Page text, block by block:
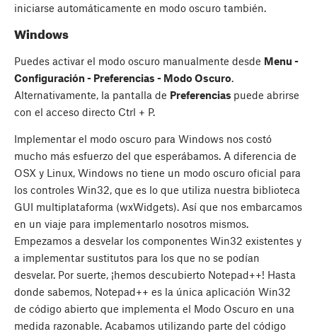
iniciarse automáticamente en modo oscuro también.
Windows
Puedes activar el modo oscuro manualmente desde Menu -
Configuración - Preferencias - Modo Oscuro.
Alternativamente, la pantalla de Preferencias puede abrirse
con el acceso directo Ctrl + P.
Implementar el modo oscuro para Windows nos costó
mucho más esfuerzo del que esperábamos. A diferencia de
OSX y Linux, Windows no tiene un modo oscuro oficial para
los controles Win32, que es lo que utiliza nuestra biblioteca
GUI multiplataforma (wxWidgets). Así que nos embarcamos
en un viaje para implementarlo nosotros mismos.
Empezamos a desvelar los componentes Win32 existentes y
a implementar sustitutos para los que no se podían
desvelar. Por suerte, ¡hemos descubierto Notepad++! Hasta
donde sabemos, Notepad++ es la única aplicación Win32
de código abierto que implementa el Modo Oscuro en una
medida razonable. Acabamos utilizando parte del código